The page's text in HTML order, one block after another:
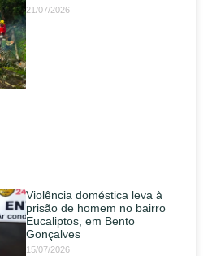
21/07/2026
Violência doméstica leva à
prisão de homem no bairro
Eucaliptos, em Bento
Gonçalves
15/07/2026